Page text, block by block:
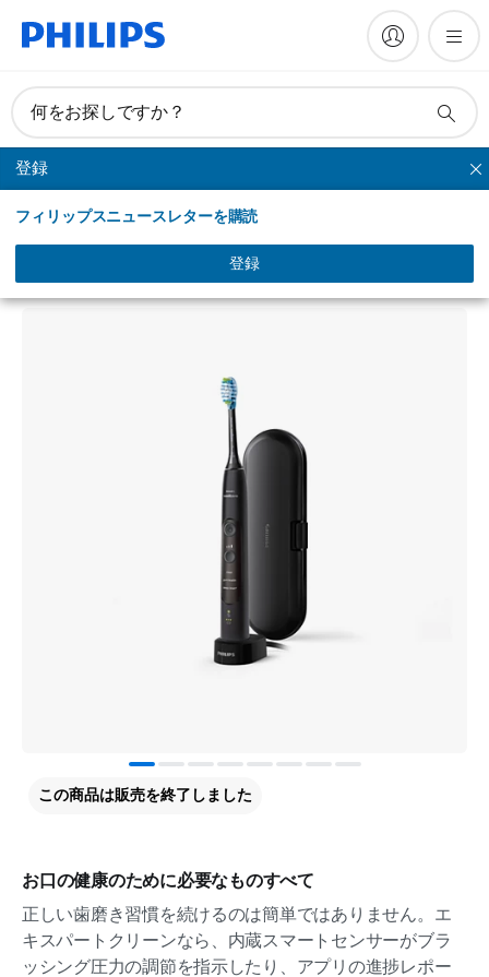
何をお探しですか？
登録
フィリップスニュースレターを購読
登録
エキスパートクリーン
お口の健康のために必要なものすべて
正しい歯磨き習慣を続けるのは簡単ではありません。エ
キスパートクリーンなら、内蔵スマートセンサーがブラ
ッシング圧力の調節を指示したり、アプリの進捗レポー
この商品は販売を終了しました